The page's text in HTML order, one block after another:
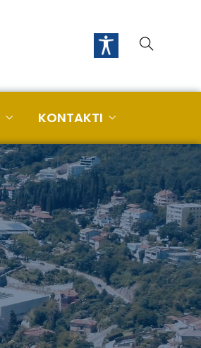
KONTAKTI